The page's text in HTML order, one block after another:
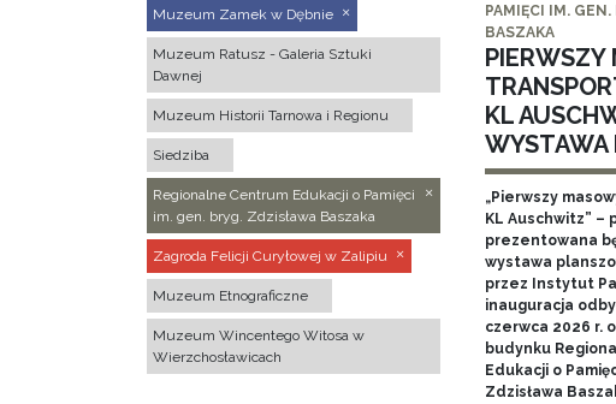
Muzeum Zamek w Dębnie
Muzeum Ratusz - Galeria Sztuki
Dawnej
Muzeum Historii Tarnowa i Regionu
Siedziba
Regionalne Centrum Edukacji o Pamięci
im. gen. bryg. Zdzisława Baszaka
Zagroda Felicji Curyłowej w Zalipiu
Muzeum Etnograficzne
Muzeum Wincentego Witosa w
Wierzchosławicach
PAMIĘCI IM.
BASZAKA
PIERWSZY
KL
WYSTAWA
„Pierwszy
KL Auschwitz” –
prezentowana
wystawa
przez Instytut
inauguracja
czerwca 2026 r.
budynku
Edukacji o
Zdzisława